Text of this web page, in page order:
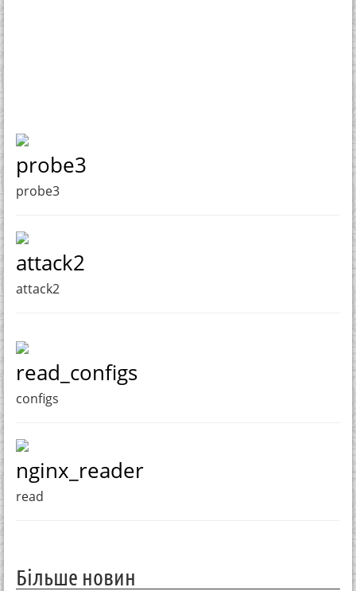
probe3
probe3
attack2
attack2
read_configs
configs
nginx_reader
read
Більше новин